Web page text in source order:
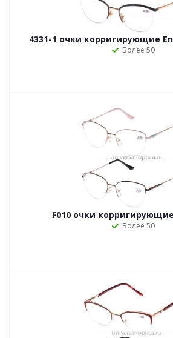
4331-1 очки корригирующие
Более 50
F010 очки
Более 50